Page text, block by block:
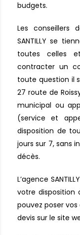
budgets.
Les conseillers
SANTILLY se
toutes celles
contracter un
toute question il
27 route de
municipal ou
(service et
disposition de
jours sur 7, sans
décès.
L’agence
votre disposition
pouvez poser
devis sur le site